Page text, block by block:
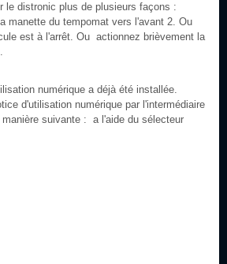
le distronic plus de plusieurs façons :
manette du tempomat vers l'avant 2. Ou
est à l'arrêt. Ou actionnez brièvement la
numérique a déjà été installée.
d'utilisation numérique par l'intermédiaire
suivante : a l'aide du sélecteur